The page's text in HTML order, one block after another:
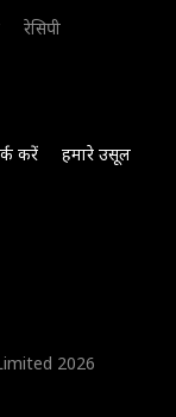
रेसिपी
करें
हमारे उसूल
2026